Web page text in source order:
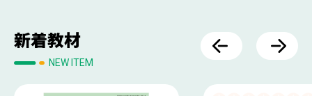
新着教材
NEW ITEM